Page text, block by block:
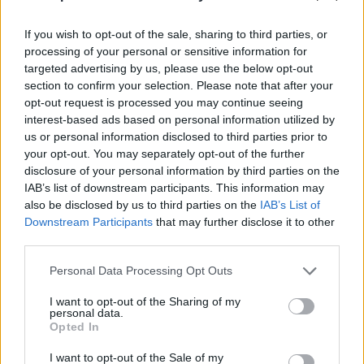
If you wish to opt-out of the sale, sharing to third parties, or
processing of your personal or sensitive information for
targeted advertising by us, please use the below opt-out
section to confirm your selection. Please note that after your
opt-out request is processed you may continue seeing
interest-based ads based on personal information utilized by
us or personal information disclosed to third parties prior to
your opt-out. You may separately opt-out of the further
disclosure of your personal information by third parties on the
IAB’s list of downstream participants. This information may
also be disclosed by us to third parties on the IAB’s List of
Downstream Participants that may further disclose it to other
Personal Data Processing Opt Outs
I want to opt-out of the Sharing of my
personal data.
Opted In
I want to opt-out of the Sale of my
musulmani, quando l'Unione Sovietica si
ritirò sconfitta dall'Afghanistan». Il fatto che i
guerriglieri musulmani in Afghanistan non
avrebbero quasi certamente vinto se non
fossero stati riforniti di armi dagli Stati Uniti
non sembra fare parte della lezione che Bin
Laden ha tratto dalla sconfitta dell'URSS.
Così, in un'intervista rilasciata un anno prima,
aveva sminuito gli Stati Uniti rispetto
all'Unione Sovietica: «Il soldato russo è più
coraggioso e tenace del soldato americano»;
abbiamo dovuto combattere in Afghanistan».
Facendosi ancora più esplicito, Bin Laden
bollò gli americani come codardi. Reagan non
se l'era forse data a gambe dal Libano dopo
l'attentato contro la caserma dei marines nel